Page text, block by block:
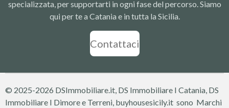
specializzata, per supportarti in ogni fase del percorso. Siamo
qui per te a Catania e in tutta la Sicilia.
Contattaci
© 2025-2026 DSImmobiliare.it, DS Immobiliare I Catania, DS
Immobiliare I Dimore e Terreni, buyhousesicily.it sono Marchi